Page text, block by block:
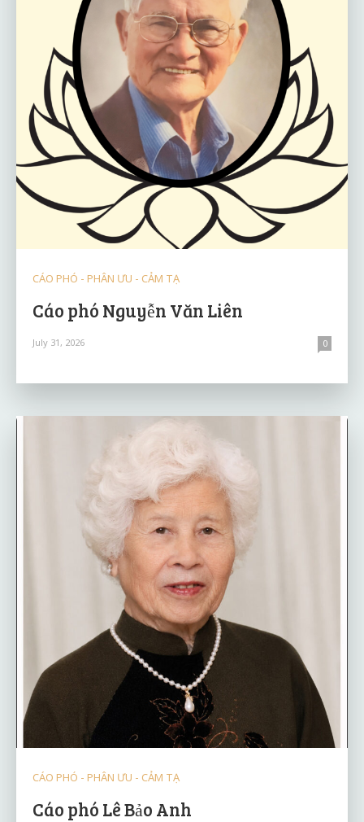
CÁO PHÓ - PHÂN ƯU - CẢM TẠ
Cáo phó Nguyễn Văn Liên
July 31, 2026 0
CÁO PHÓ - PHÂN ƯU - CẢM TẠ
Cáo phó Lê Bảo Anh